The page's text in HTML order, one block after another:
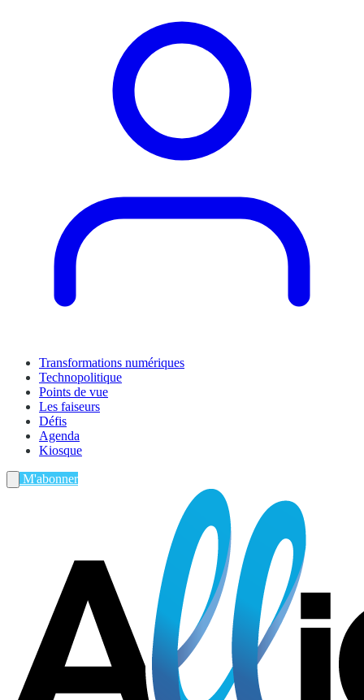
Transformations numériques
Technopolitique
Points de vue
Les faiseurs
Défis
Agenda
Kiosque
M'abonner